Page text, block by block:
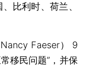
比利时、荷兰、
Faeser） 9
移民问题”，并保